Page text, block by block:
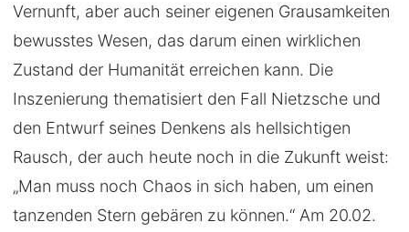
Vernunft, aber auch seiner eigenen Grausamkeiten
bewusstes Wesen, das darum einen wirklichen
Zustand der Humanität erreichen kann. Die
Inszenierung thematisiert den Fall Nietzsche und
den Entwurf seines Denkens als hellsichtigen
Rausch, der auch heute noch in die Zukunft weist:
„Man muss noch Chaos in sich haben, um einen
tanzenden Stern gebären zu können.“ Am 20.02.